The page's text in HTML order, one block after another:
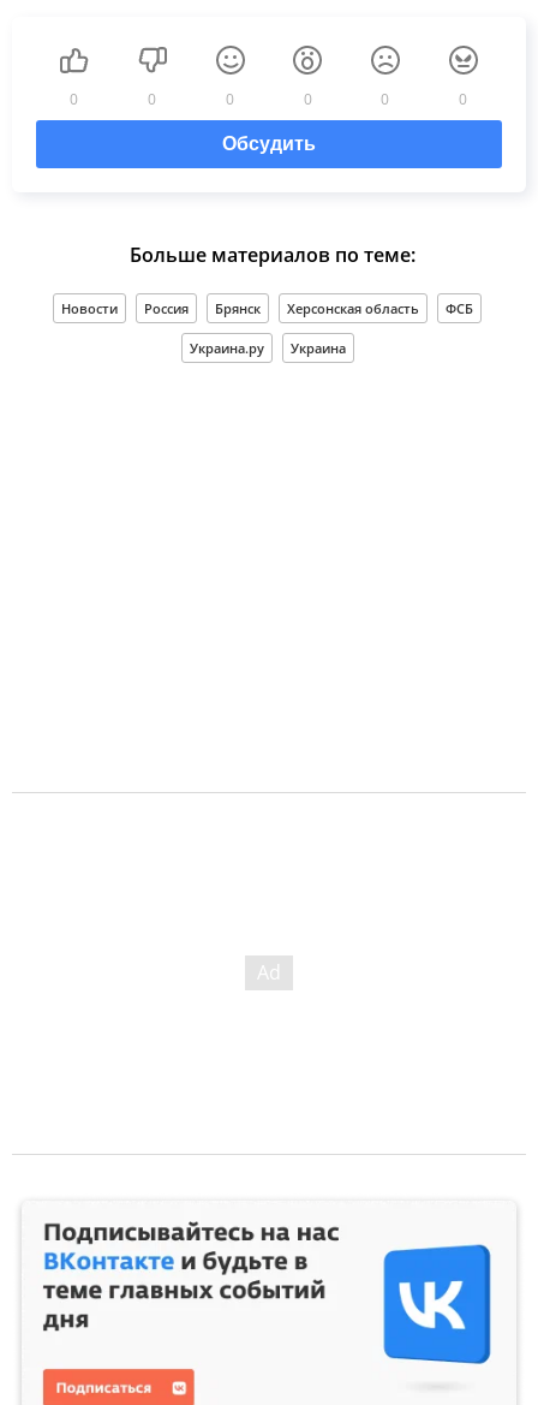
0 0 0 0 0 0
Обсудить
Больше материалов по теме:
Новости Россия Брянск Херсонская область ФСБ
Украина.ру Украина